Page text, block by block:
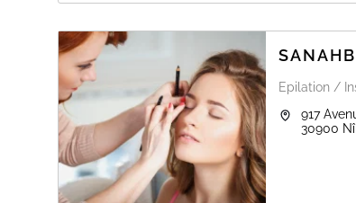
Extensions de cils / Rehaussement de cils /
Services réservées uniquement aux femmes
Epilation /
917
30900